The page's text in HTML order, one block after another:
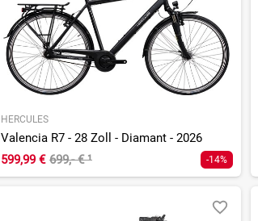
HERCULES
Valencia R7 - 28 Zoll - Diamant - 2026
599,99 € 699,- €¹ -14%